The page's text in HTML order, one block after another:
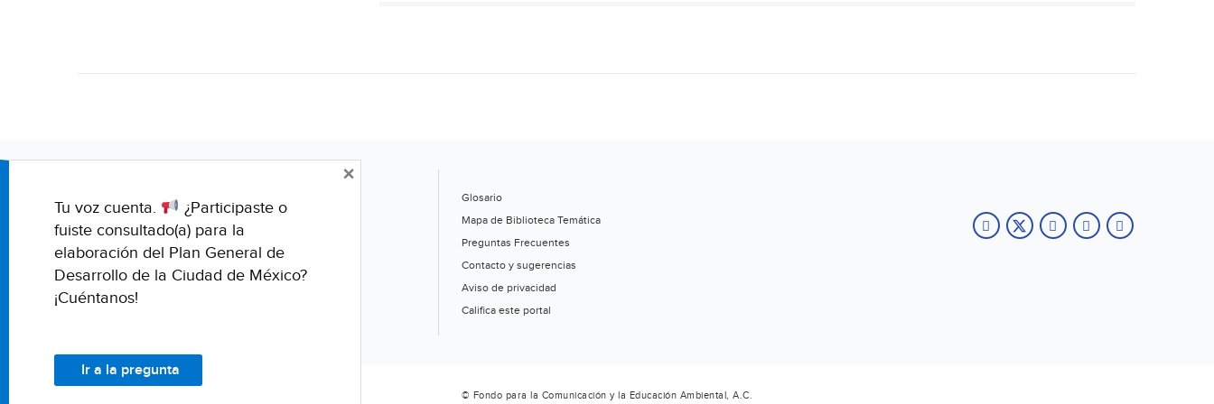
Glosario
Mapa de Biblioteca Temática
Preguntas Frecuentes
Contacto y sugerencias
Aviso de privacidad
Califica este portal
© Fondo para la Comunicación y la Educación Ambiental, A.C.
Tu voz cuenta.
¿Participaste o
fuiste consultado(a) para la
elaboración del Plan General de
Desarrollo de la Ciudad de México?
¡Cuéntanos!
Ir a la pregunta
×